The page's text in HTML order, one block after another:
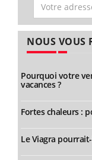
NOUS VOUS
Pourquoi votre
vacances ?
Fortes chaleurs :
Le Viagra